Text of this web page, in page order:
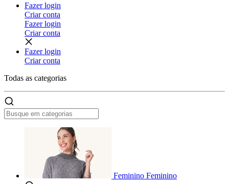
Fazer login
Criar conta
Fazer login
Criar conta
Fazer login
Criar conta
Todas as categorias
Feminino Feminino